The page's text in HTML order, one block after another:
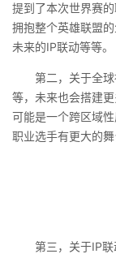
提到了本次世界赛
拥抱整个英雄联盟
未来的IP联动等等。
第二，关于全球
等，未来也会搭建
可能是一个跨区域
职业选手有更大的
第三，关于IP联